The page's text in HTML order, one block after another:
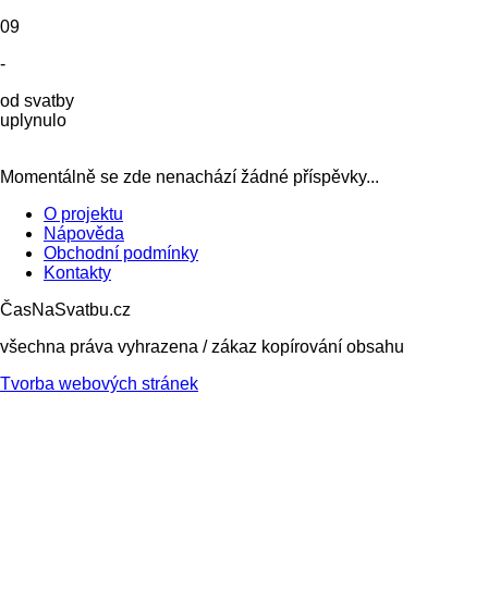
09
-
od svatby
uplynulo
Momentálně se zde nenachází žádné příspěvky...
O projektu
Nápověda
Obchodní podmínky
Kontakty
ČasNaSvatbu.cz
všechna práva vyhrazena / zákaz kopírování obsahu
Tvorba webových stránek